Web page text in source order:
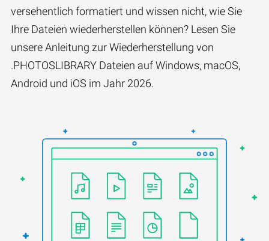
versehentlich formatiert und wissen nicht, wie Sie
Ihre Dateien wiederherstellen können? Lesen Sie
unsere Anleitung zur Wiederherstellung von
.PHOTOSLIBRARY Dateien auf Windows, macOS,
Android und iOS im Jahr 2026.